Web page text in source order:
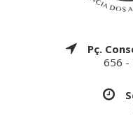
Pç.
656 -